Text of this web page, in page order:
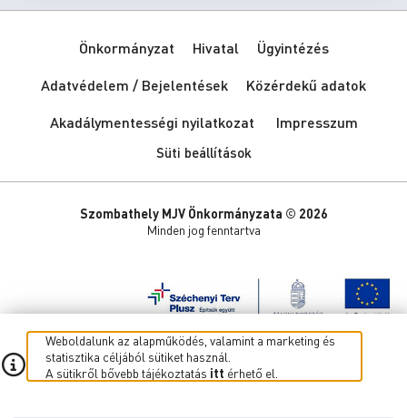
Önkormányzat Hivatal
Ügyintézés
Adatvédelem / Bejelentések
Közérdekű adatok
Akadálymentességi nyilatkozat
Impresszum
Süti beállítások
Szombathely MJV Önkormányzata © 2026
Minden jog fenntartva
Weboldalunk az alapműködés, valamint a marketing és
statisztika céljából sütiket használ.
A sütikről bővebb tájékoztatás itt érhető el.